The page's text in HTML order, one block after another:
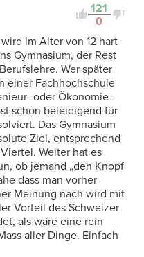
121
0
im Alter von 12 hart
Gymnasium, der Rest
Wer später
einer Fachhochschule
oder Ökonomie-
schon beleidigend für
Das Gymnasium
Ziel, entsprechend
Weiter hat es
ob jemand „den Knopf
dass man vorher
Meinung nach wird mit
Vorteil des Schweizer
als wäre eine rein
aller Dinge. Einfach